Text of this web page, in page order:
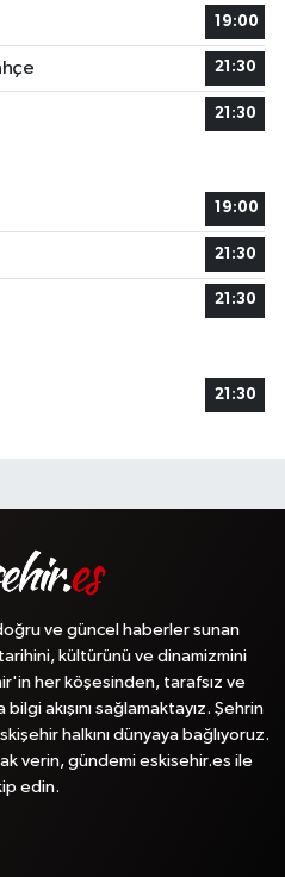
19:00
21:30
21:30
19:00
21:30
21:30
21:30
ve güncel haberler sunan
kültürünü ve dinamizmini
her köşesinden, tarafsız ve
akışını sağlamaktayız. Şehrin
halkını dünyaya bağlıyoruz.
verin, gündemi eskisehir.es ile
edin.